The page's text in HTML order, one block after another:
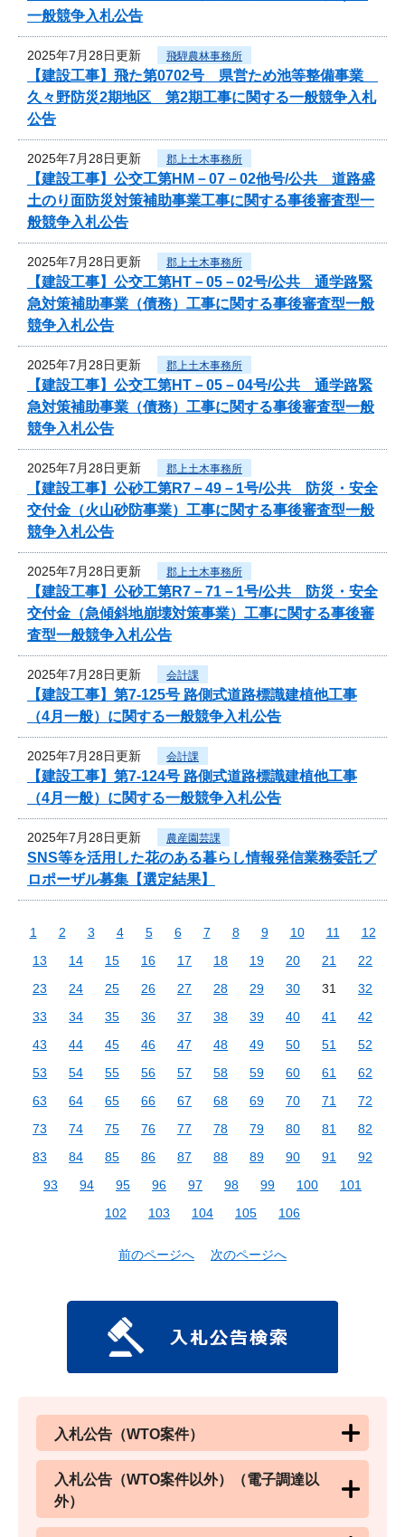
一般競争入札公告
2025年7月28日更新 飛騨農林事務所
【建設工事】飛た第0702号 県営ため池等整備事業
久々野防災2期地区 第2期工事に関する一般競争入札
公告
2025年7月28日更新 郡上土木事務所
【建設工事】公交工第HM－07－02他号/公共 道路盛
土のり面防災対策補助事業工事に関する事後審査型一
般競争入札公告
2025年7月28日更新 郡上土木事務所
【建設工事】公交工第HT－05－02号/公共 通学路緊
急対策補助事業（債務）工事に関する事後審査型一般
競争入札公告
2025年7月28日更新 郡上土木事務所
【建設工事】公交工第HT－05－04号/公共 通学路緊
急対策補助事業（債務）工事に関する事後審査型一般
競争入札公告
2025年7月28日更新 郡上土木事務所
【建設工事】公砂工第R7－49－1号/公共 防災・安全
交付金（火山砂防事業）工事に関する事後審査型一般
競争入札公告
2025年7月28日更新 郡上土木事務所
【建設工事】公砂工第R7－71－1号/公共 防災・安全
交付金（急傾斜地崩壊対策事業）工事に関する事後審
査型一般競争入札公告
2025年7月28日更新 会計課
【建設工事】第7-125号 路側式道路標識建植他工事
（4月一般）に関する一般競争入札公告
2025年7月28日更新 会計課
【建設工事】第7-124号 路側式道路標識建植他工事
（4月一般）に関する一般競争入札公告
2025年7月28日更新 農産園芸課
SNS等を活用した花のある暮らし情報発信業務委託プ
ロポーザル募集【選定結果】
1 2 3 4 5 6 7 8 9 10 11
12
13
14 15 16 17 18 19 20 21
22
23
24 25 26 27 28 29 30 31
32
33
34 35 36 37 38 39 40 41
42
43
44 45 46 47 48 49 50 51
52
53
54 55 56 57 58 59 60 61
62
63
64 65 66 67 68 69 70 71
72
73
74 75 76 77 78 79 80 81
82
83
84 85 86 87 88 89 90 91
92
93
94 95 96 97 98 99 100
101
102
103 104 105 106
前のページへ 次のページへ
入札公告（WTO案件）
入札公告（WTO案件以外）（電子調達以
外）